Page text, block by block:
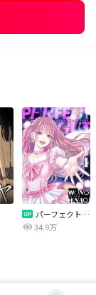
パーフェクトグリッター
34.9万